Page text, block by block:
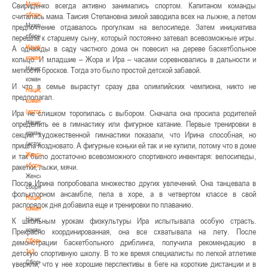
Мужские
сборные
Мужские
сборные
Национальная
команда
Национальная
команда
Национальная
команда
(история)
Национальная
команда
(история)
Женские
сборные
Женские
сборные
Национальная
команда
Национальная
команда
Сборные
3х3
Сборные
Свириденко всегда активно занимались спортом. Капитаном команды
считалась мама. Таисия Степановна зимой заводила всех на лыжне, а летом
предпочтение отдавалось прогулкам на велосипеде. Затем инициатива
перешла к старшему сыну, который постоянно затевал всевозможные игры.
А однажды в саду частного дома он повесил на дереве баскетбольное
кольцо. И младшие – Жора и Ира – часами соревновались в дальности и
меткости бросков. Тогда это было простой детской забавой.
И что в семье вырастут сразу два олимпийских чемпиона, никто не
предполагал.
Ира не слишком торопилась с выбором. Сначала она просила родителей
определить ее в гимнастику или фигурное катание. Первые тренировки в
секции художественной гимнастики показали, что Ирина способная, но
пришла поздновато. А фигурные коньки ей так и не купили, потому что в доме
и так было достаточно всевозможного спортивного инвентаря: велосипеды,
ракетки, лыжи, мячи.
После Ирина попробовала множество других увлечений. Она танцевала в
фольклорном ансамбле, пела в хоре, а в четвертом классе в свой
распорядок дня добавила еще и тренировки по плаванию.
К школьным урокам физкультуры Ира испытывала особую страсть.
Прекрасно координированная, она все схватывала на лету. После
демонстрации баскетбольного дриблинга, получила рекомендацию в
детскую спортивную школу. В то же время специалисты по легкой атлетике
уверяли, что у нее хорошие перспективы в беге на короткие дистанции и в